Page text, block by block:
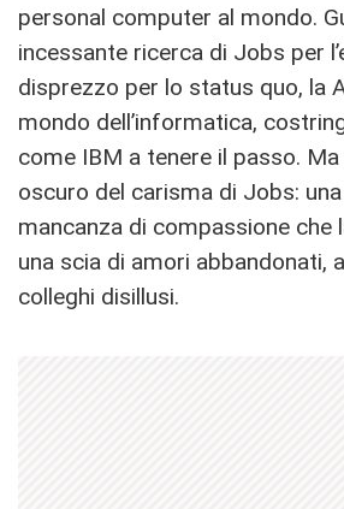
personal computer al mondo.
incessante ricerca di Jobs per
disprezzo per lo status quo, la
mondo dell’informatica,
come IBM a tenere il passo. Ma
oscuro del carisma di Jobs:
mancanza di compassione che
una scia di amori abbandonati,
colleghi disillusi.